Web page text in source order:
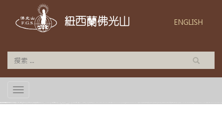
紐西蘭佛光山 ENGLISH
TOGGLE NAVIGATION